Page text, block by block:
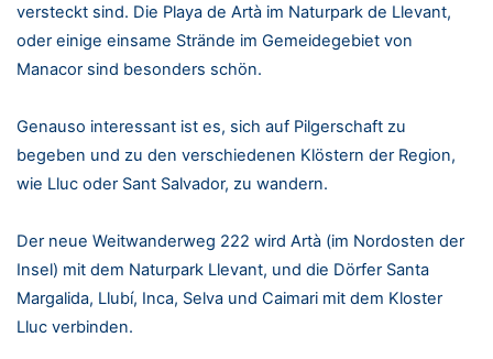
versteckt sind. Die Playa de Artà im Naturpark de Llevant,
oder einige einsame Strände im Gemeidegebiet von
Manacor sind besonders schön.
Genauso interessant ist es, sich auf Pilgerschaft zu
begeben und zu den verschiedenen Klöstern der Region,
wie Lluc oder Sant Salvador, zu wandern.
Der neue Weitwanderweg 222 wird Artà (im Nordosten der
Insel) mit dem Naturpark Llevant, und die Dörfer Santa
Margalida, Llubí, Inca, Selva und Caimari mit dem Kloster
Lluc verbinden.